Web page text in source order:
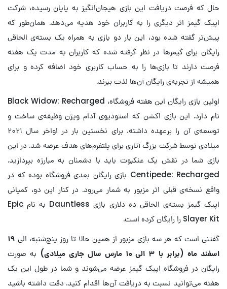
حال که فرصت دریافت این بازی هیجان‌انگیز به پایان رسیده، شرکت
اپیک گیمز اثر دیگری را به کاربران خود هدیه می‌دهد. همان‌طور که
پیش‌تر گفته شده بود، این بار دو بازی به همراه یک بسته‌ی الحاقی
رایگان برای گیمرها در نظر گرفته شده که کاربران به مدت یک هفته
فرصت دارند تا بازی‌ها را به حساب کاربری خود اضافه کرده و برای
همیشه از تجربه‌ی رایگان آن‌ها لذت ببرند.
اولین بازی رایگان این هفته فروشگاه، Black Widow: Recharged
نام دارد. این بازی اکشن که استودیوی آدام ویژن وظیفه‌ی ساخت و
توسعه‌ی آن را برعهده داشته، برای نخستین بار در اواخر سال ۲۰۲۱
میلادی توسط شرکت بزرگ آتاری برای پلتفرم‌های هدف عرضه شد. در این
بازی شما در نقش یک عنکبوت باید با دشمنان به مبارزه بپردازید.
Centipede: Recharged بازی رایگان بعدی فروشگاه بوده که در
واقع نسخه‌ی قبلی اثر مزبور به شمار می‌رود. در کنار این دو، کمپانی
اپیک گیمز بسته‌ی الحاقی ده دلاری بازی Dauntless به نام Epic
Slayer Kit را رایگان کرده است.
گفتنی است که هر سه بازی مزبور از همین حالا تا روز پنچ‌شنبه، الی ۱۹
اسفند ماه (برابر با ۳ الی ۱۰ مارس سال جاری میلادی)
به صورت
رایگان در فروشگاه اپیک گیمز عرضه می‌شوند و شما در طول این یک
هفته می‌توانید نسبت به دریافت آن‌ها اقدام کنید. دقت داشته باشید